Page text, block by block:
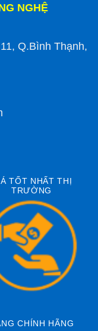
NGHỆ
Q.Bình Thạnh,
TỐT NHẤT THỊ
TRƯỜNG
CHÍNH HÃNG